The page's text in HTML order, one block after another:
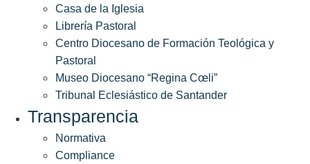
Casa de la Iglesia
Librería Pastoral
Centro Diocesano de Formación Teológica y
Pastoral
Museo Diocesano “Regina Cœli”
Tribunal Eclesiástico de Santander
Transparencia
Normativa
Compliance